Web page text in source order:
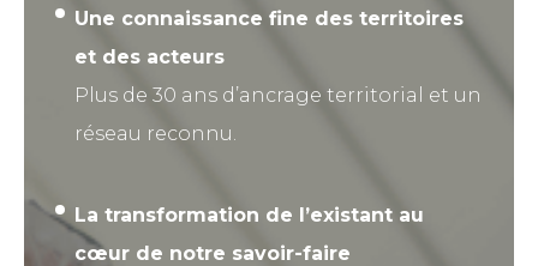
Une connaissance fine des territoires
et des acteurs
Plus de 30 ans d’ancrage territorial et un
réseau reconnu.
La transformation de l’existant au
cœur de notre savoir-faire